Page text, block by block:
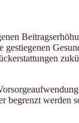
begrenzt werden